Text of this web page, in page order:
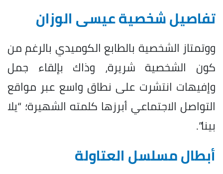
تفاصيل شخصية عيسى الوزان
ووتمتاز الشخصية بالطابع الكوميدي بالرغم من
كون الشخصية شريرة، وذاك بإلقاء جمل
وإفيهات انتشرت على نطاق واسع عبر مواقع
التواصل الاجتماعي أبرزها كلمته الشهيرة؛ “يلا
بينا”.
أبطال مسلسل العتاولة